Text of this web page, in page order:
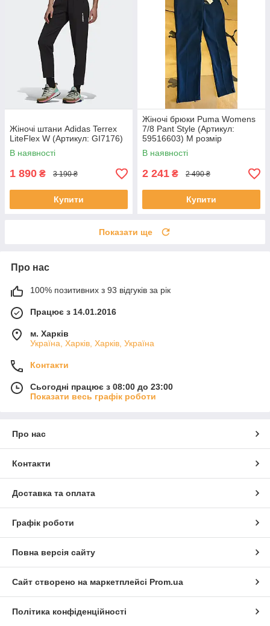
Жіночі штани Adidas Terrex
LiteFlex W (Артикул: GI7176)
В наявності
1 890 ₴ 3 190 ₴
Купити
Жіночі брюки Puma Womens
7/8 Pant Style (Артикул:
59516603) M розмір
В наявності
2 241 ₴ 2 490 ₴
Купити
Показати ще
Про нас
100% позитивних з 93 відгуків за рік
Працює з 14.01.2016
м. Харків
Україна, Харків, Харків, Україна
Контакти
Сьогодні працює з 08:00 до 23:00
Показати весь графік роботи
Про нас
Контакти
Доставка та оплата
Графік роботи
Повна версія сайту
Сайт створено на маркетплейсі Prom.ua
Політика конфіденційності